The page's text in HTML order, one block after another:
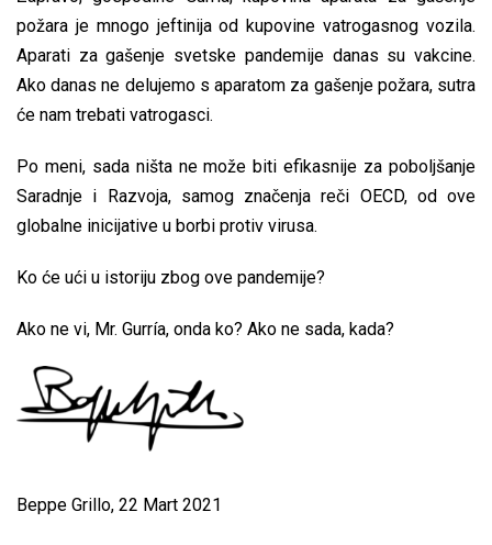
požara je mnogo jeftinija od kupovine vatrogasnog vozila.
Aparati za gašenje svetske pandemije danas su vakcine.
Ako danas ne delujemo s aparatom za gašenje požara, sutra
će nam trebati vatrogasci.
Po meni, sada ništa ne može biti efikasnije za poboljšanje
Saradnje i Razvoja, samog značenja reči OECD, od ove
globalne inicijative u borbi protiv virusa.
Ko će ući u istoriju zbog ove pandemije?
Ako ne vi, Mr. Gurría, onda ko? Ako ne sada, kada?
Beppe Grillo, 22 Mart 2021